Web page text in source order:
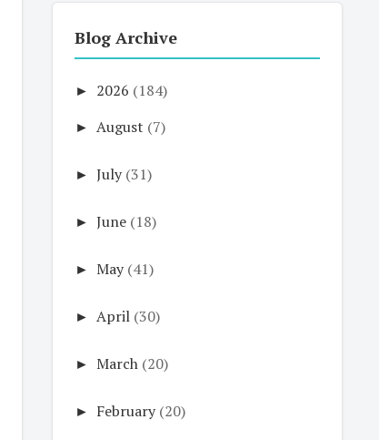
Blog Archive
► 2026 (184)
► August (7)
► July (31)
► June (18)
► May (41)
► April (30)
► March (20)
► February (20)